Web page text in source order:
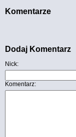
Komentarze
Dodaj Komentarz
Nick:
Komentarz: